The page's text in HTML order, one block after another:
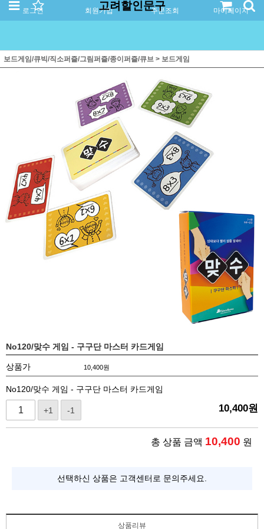
로그인 회원가입 주문조회 마이페이지
고려할인문구
보드게임/큐빅/직소퍼즐/그림퍼즐/종이퍼즐/큐브 > 보드게임
No120/맞수 게임 - 구구단 마스터 카드게임
상품가 10,400원
No120/맞수 게임 - 구구단 마스터 카드게임
+1 -1 10,400원
총 상품 금액 10,400 원
선택하신 상품은 고객센터로 문의주세요.
상품리뷰